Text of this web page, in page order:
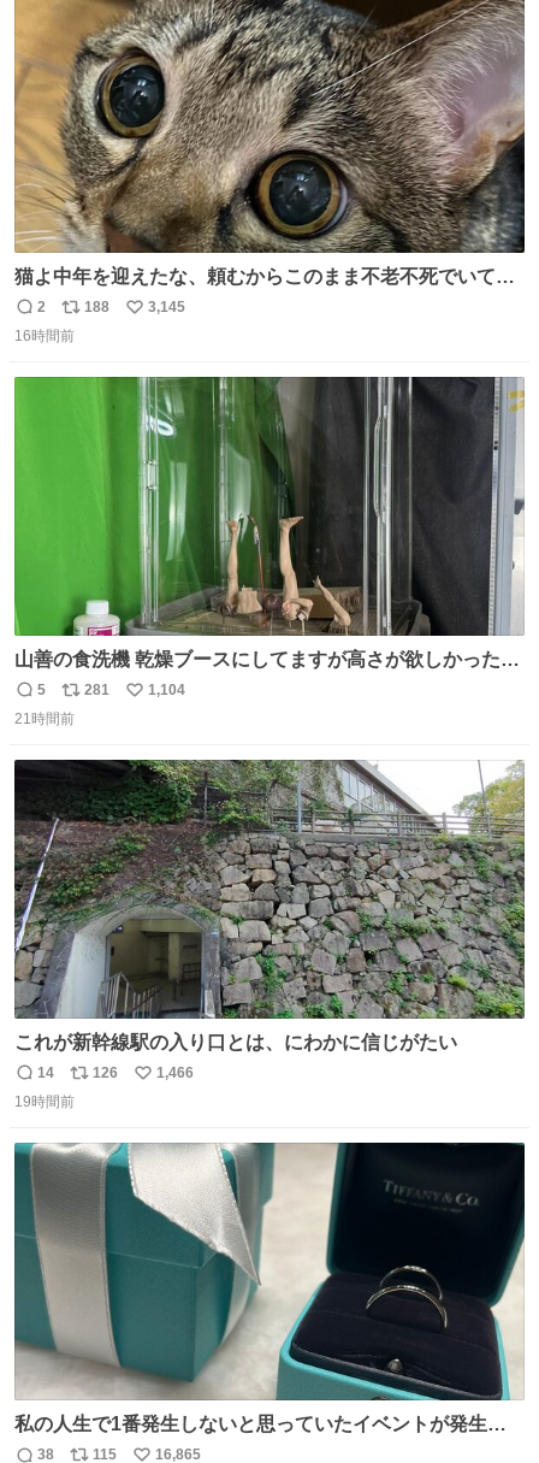
数
猫よ中年を迎えたな、頼むからこのまま不老不死でいてく
れ…と願ってから、いや人間の家族が死に絶えて猫だけこ
の世に置いていくなんてひどいことはできない…と思って
愛がられて困ることもなかろうなと思ったのでやっぱり猫
よ不老不死でいてくれ
返
信
2
リ
ポ
188
い
数
3,145
16時間前
山善の食洗機 乾燥ブースにしてますが高さが欲しかったの
でコレクションケースを置くだけのツルセコ改造 扉が手前
に開き天井の温度もしっかり上がるのでかなり使いやすく
返
信
5
リ
ポ
数
281
い
数
1,104
21時間前
これが新幹線駅の入り口とは、にわかに信じがたい
返
信
14
リ
ポ
ト
126
い
数
1,466
19時間前
私の人生で1番発生しないと思っていたイベントが発生し
ました
38 115 16,865